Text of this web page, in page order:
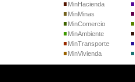
MinHacienda
MinMinas
MinComercio
MinAmbiente
MinTransporte
MinVivienda